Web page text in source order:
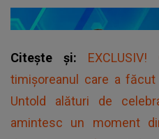
Citește și:
timișoreanul care a
Untold alături de
amintesc un moment